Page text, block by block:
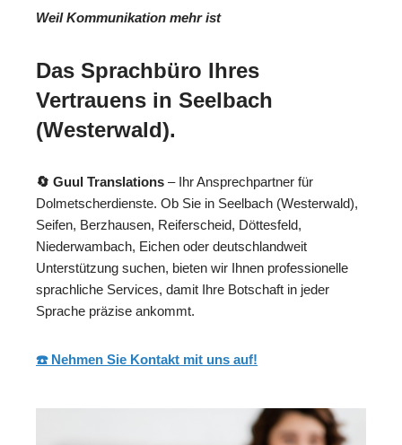
Weil Kommunikation mehr ist
Das Sprachbüro Ihres
Vertrauens in Seelbach
(Westerwald).
🔄 Guul Translations – Ihr Ansprechpartner für
Dolmetscherdienste. Ob Sie in Seelbach (Westerwald),
Seifen, Berzhausen, Reiferscheid, Döttesfeld,
Niederwambach, Eichen oder deutschlandweit
Unterstützung suchen, bieten wir Ihnen professionelle
sprachliche Services, damit Ihre Botschaft in jeder
Sprache präzise ankommt.
☎️ Nehmen Sie Kontakt mit uns auf!